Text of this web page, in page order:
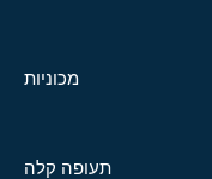
מכוניות
תעופה קלה